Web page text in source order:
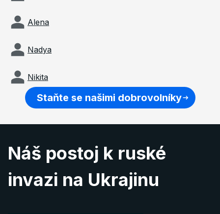
Alena
Nadya
Nikita
Staňte se našimi dobrovolníky
Náš postoj k ruské
invazi na Ukrajinu